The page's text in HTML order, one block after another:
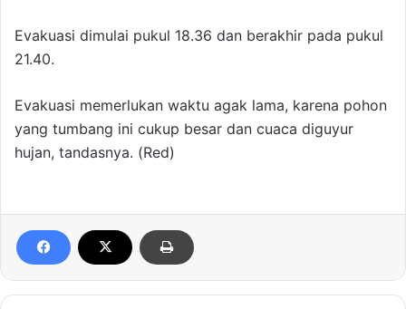
Evakuasi dimulai pukul 18.36 dan berakhir pada pukul
21.40.
Evakuasi memerlukan waktu agak lama, karena pohon
yang tumbang ini cukup besar dan cuaca diguyur
hujan, tandasnya. (Red)